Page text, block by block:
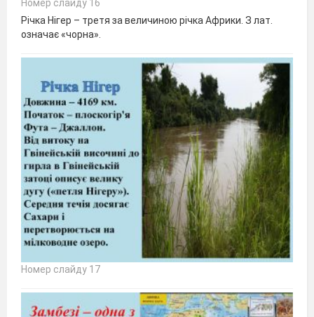
Номер слайду 16
Річка Нігер – третя за величиною річка Африки. З лат.
означає «чорна».
Номер слайду 17